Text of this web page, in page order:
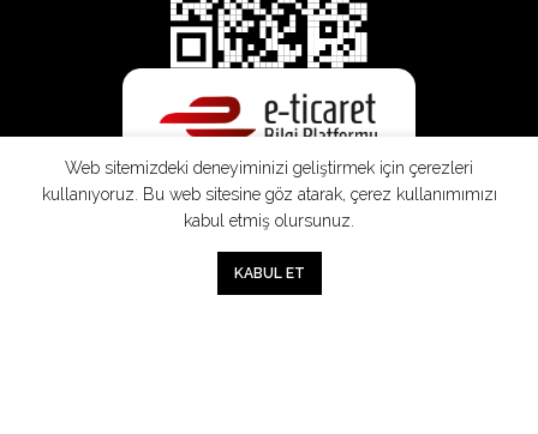
Web sitemizdeki deneyiminizi geliştirmek için çerezleri
kullanıyoruz. Bu web sitesine göz atarak, çerez kullanımımızı
kabul etmiş olursunuz.
KABUL ET
Sepet